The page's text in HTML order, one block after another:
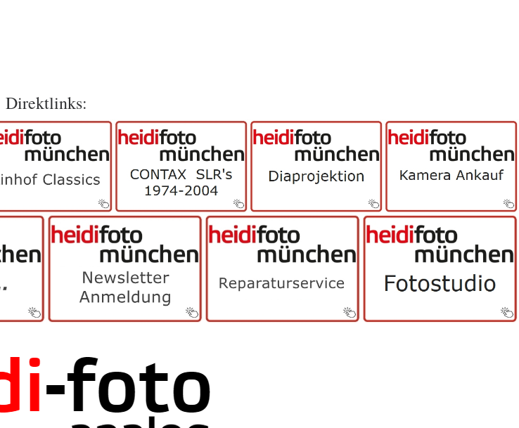
Direktlinks: